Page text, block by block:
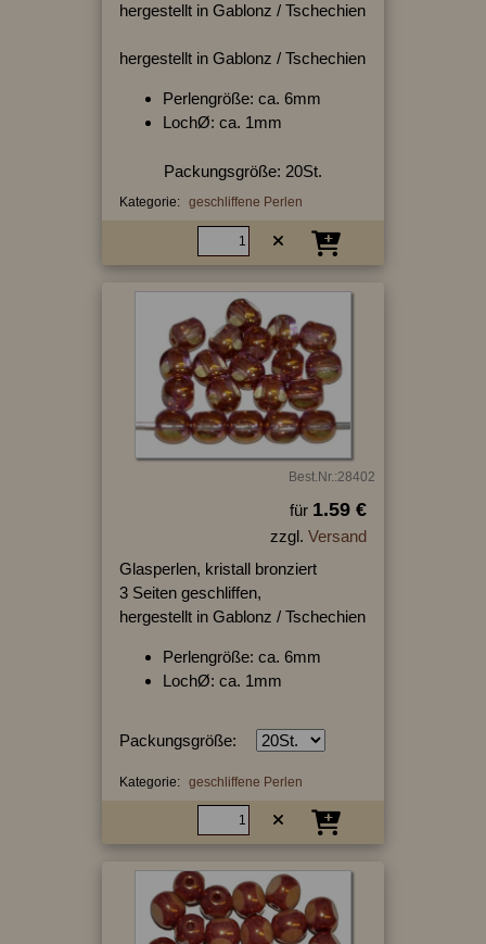
hergestellt in Gablonz / Tschechien
hergestellt in Gablonz / Tschechien
Perlengröße: ca. 6mm
LochØ: ca. 1mm
Packungsgröße: 20St.
Kategorie: geschliffene Perlen
Best.Nr.:28402
für 1.59 €
zzgl. Versand
Glasperlen, kristall bronziert
3 Seiten geschliffen,
hergestellt in Gablonz / Tschechien
Perlengröße: ca. 6mm
LochØ: ca. 1mm
Packungsgröße:
Kategorie: geschliffene Perlen